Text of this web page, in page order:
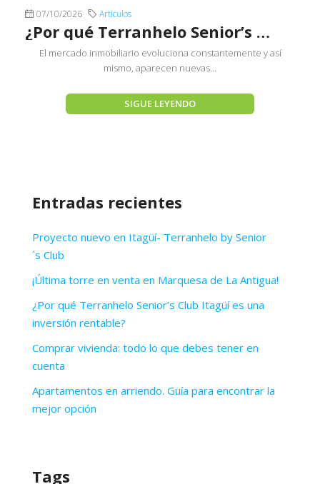
07/10/2026 Articulos
¿Por qué Terranhelo Senior’s Club Itagüí es una inversión rentable?
El mercado inmobiliario evoluciona constantemente y así
mismo, aparecen nuevas...
SIGUE LEYENDO
Entradas recientes
Proyecto nuevo en Itagüí- Terranhelo by Senior
´s Club
¡Última torre en venta en Marquesa de La Antigua!
¿Por qué Terranhelo Senior’s Club Itagüí es una
inversión rentable?
Comprar vivienda: todo lo que debes tener en
cuenta
Apartamentos en arriendo. Guía para encontrar la
mejor opción
Tags